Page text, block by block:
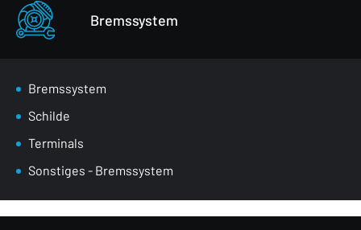
Bremssystem
Bremssystem
Schilde
Terminals
Sonstiges - Bremssystem